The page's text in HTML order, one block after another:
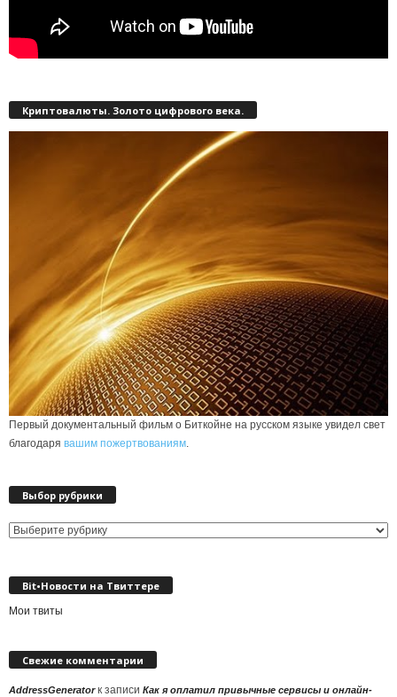
Криптовалюты. Золото цифрового века.
Первый документальный фильм о Биткойне на русском языке увидел свет
благодаря вашим пожертвованиям.
Выбор рубрики
Выбор
Bit•Новости на Твиттере
Мои твиты
Свежие комментарии
AddressGeneratorк записи Как я оплатил привычные сервисы и онлайн-